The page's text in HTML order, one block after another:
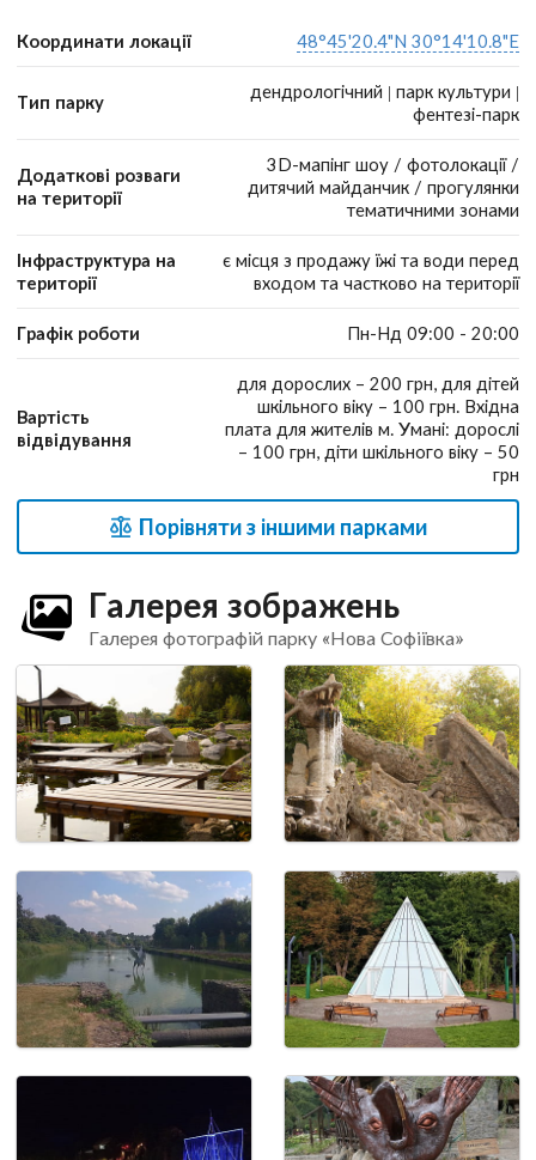
Координати локації 48°45'20.4"N 30°14'10.8"E
Тип парку
дендрологічний | парк культури |
фентезі-парк
Додаткові розваги
на території
3D-мапінг шоу / фотолокації /
дитячий майданчик / прогулянки
тематичними зонами
Інфраструктура на
території
є місця з продажу їжі та води перед
входом та частково на території
Графік роботи Пн-Нд 09:00 - 20:00
Вартість
відвідування
для дорослих – 200 грн, для дітей
шкільного віку – 100 грн. Вхідна
плата для жителів м. Умані: дорослі
– 100 грн, діти шкільного віку – 50
грн
Порівняти з іншими парками
Галерея зображень
Галерея фотографій парку «Нова Софіївка»